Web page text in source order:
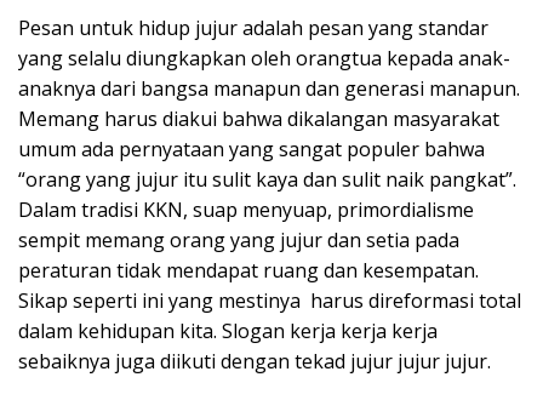
Pesan untuk hidup jujur adalah pesan yang standar
yang selalu diungkapkan oleh orangtua kepada anak-
anaknya dari bangsa manapun dan generasi manapun.
Memang harus diakui bahwa dikalangan masyarakat
umum ada pernyataan yang sangat populer bahwa
“orang yang jujur itu sulit kaya dan sulit naik pangkat”.
Dalam tradisi KKN, suap menyuap, primordialisme
sempit memang orang yang jujur dan setia pada
peraturan tidak mendapat ruang dan kesempatan.
Sikap seperti ini yang mestinya harus direformasi total
dalam kehidupan kita. Slogan kerja kerja kerja
sebaiknya juga diikuti dengan tekad jujur jujur jujur.